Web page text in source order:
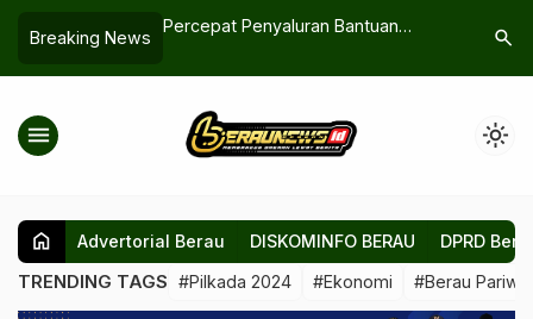
Breaking News
Siap Disiarkan di
Percepat Penyaluran Bantuan
Kecamatan
Perda
Ilegal
search
menu light_mode
home Advertorial Berau DISKOMINFO BERAU DPRD
TRENDING TAGS #Pilkada 2024 #Ekonomi #Berau